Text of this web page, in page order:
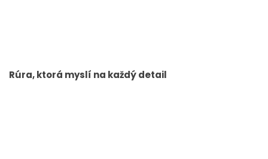
Rúra, ktorá myslí na každý detail